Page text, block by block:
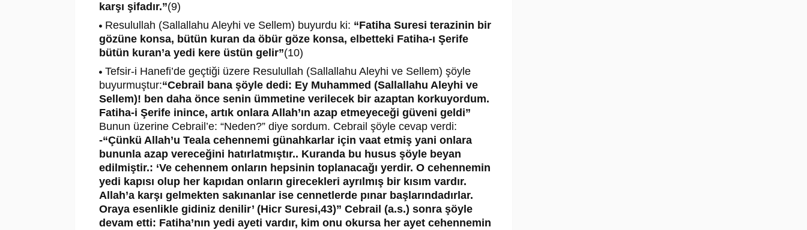
karşı şifadır.”(9)
Resulullah (Sallallahu Aleyhi ve Sellem) buyurdu ki: “Fatiha Suresi terazinin bir
gözüne konsa, bütün kuran da öbür göze konsa, elbetteki Fatiha-ı Şerife
bütün kuran’a yedi kere üstün gelir”(10)
Tefsir-i Hanefi’de geçtiği üzere Resulullah (Sallallahu Aleyhi ve Sellem) şöyle
buyurmuştur:“Cebrail bana şöyle dedi: Ey Muhammed (Sallallahu Aleyhi ve
Sellem)! ben daha önce senin ümmetine verilecek bir azaptan korkuyordum.
Fatiha-i Şerife inince, artık onlara Allah’ın azap etmeyeceği güveni geldi”
Bunun üzerine Cebrail’e: “Neden?” diye sordum. Cebrail şöyle cevap verdi:
-“Çünkü Allah’u Teala cehennemi günahkarlar için vaat etmiş yani onlara
bununla azap vereceğini hatırlatmıştır.. Kuranda bu husus şöyle beyan
edilmiştir.: ‘Ve cehennem onların hepsinin toplanacağı yerdir. O cehennemin
yedi kapısı olup her kapıdan onların girecekleri ayrılmış bir kısım vardır.
Allah’a karşı gelmekten sakınanlar ise cennetlerde pınar başlarındadırlar.
Oraya esenlikle gidiniz denilir’ (Hicr Suresi,43)” Cebrail (a.s.) sonra şöyle
devam etti: Fatiha’nın yedi ayeti vardır, kim onu okursa her ayet cehennemin